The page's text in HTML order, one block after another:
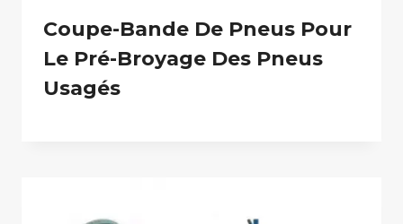
Coupe-Bande De Pneus Pour
Le Pré-Broyage Des Pneus
Usagés